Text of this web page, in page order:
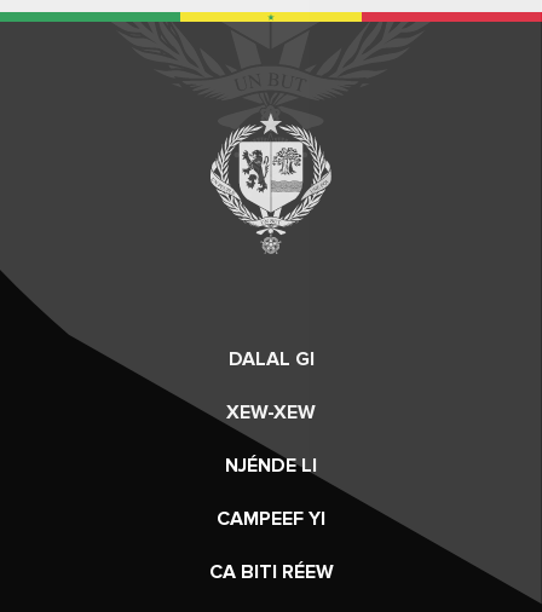
DALAL GI
XEW-XEW
NJÉNDE LI
CAMPEEF YI
CA BITI RÉEW